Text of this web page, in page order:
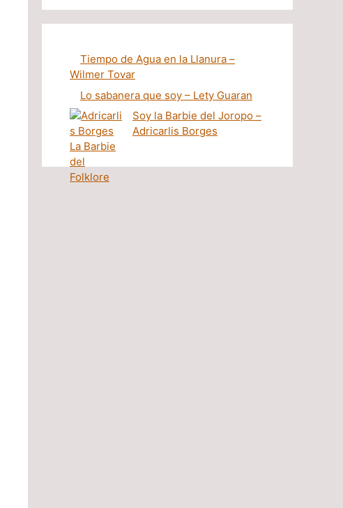
Tiempo de Agua en la Llanura –
Wilmer Tovar
Lo sabanera que soy – Lety Guaran
Soy la Barbie del Joropo –
Adricarlis Borges